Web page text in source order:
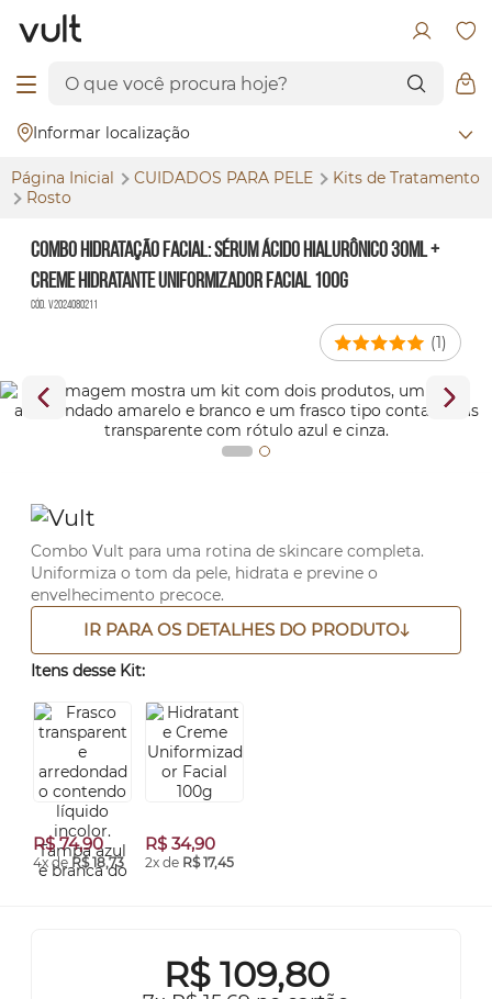
Informar localização
Página Inicial CUIDADOS PARA PELE
Kits de Tratamento
Rosto
Combo Hidratação Facial: Sérum Ácido Hialurônico 30ml +
Creme Hidratante Uniformizador Facial 100g
Cód. V2024080211
(1)
Combo Vult para uma rotina de skincare completa.
Uniformiza o tom da pele, hidrata e previne o
envelhecimento precoce.
IR PARA OS DETALHES DO PRODUTO
Itens desse Kit:
R$ 74,90
4x de R$ 18,73
R$ 34,90
2x de R$ 17,45
R$ 109,80